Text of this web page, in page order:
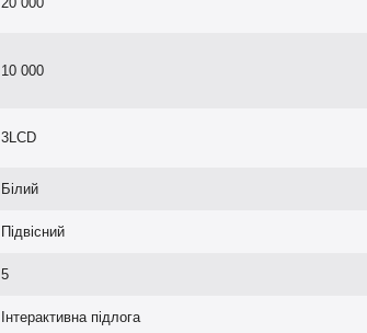
10 000
3LCD
Білий
Підвісний
5
Інтерактивна підлога